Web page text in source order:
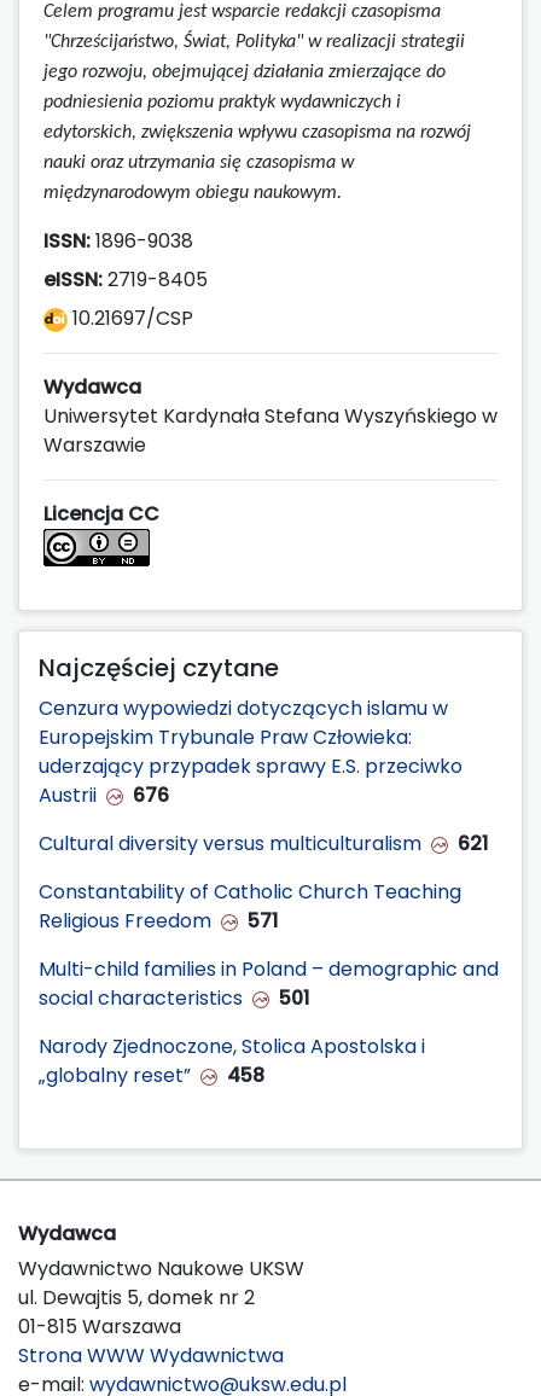
Celem programu jest wsparcie redakcji czasopisma
"Chrześcijaństwo, Świat, Polityka" w realizacji strategii
jego rozwoju, obejmującej działania zmierzające do
podniesienia poziomu praktyk wydawniczych i
edytorskich, zwiększenia wpływu czasopisma na rozwój
nauki oraz utrzymania się czasopisma w
międzynarodowym obiegu naukowym.
ISSN:1896-9038
eISSN:2719-8405
10.21697/CSP
Wydawca
Uniwersytet Kardynała Stefana Wyszyńskiego w
Warszawie
Licencja CC
Najczęściej czytane
Cenzura wypowiedzi dotyczących islamu w
Europejskim Trybunale Praw Człowieka:
uderzający przypadek sprawy E.S. przeciwko
Austrii
676
Cultural diversity versus multiculturalism
621
Constantability of Catholic Church Teaching
Religious Freedom
571
Multi-child families in Poland – demographic and
social characteristics
501
Narody Zjednoczone, Stolica Apostolska i
„globalny reset”
458
Wydawca
Wydawnictwo Naukowe UKSW
ul. Dewajtis 5, domek nr 2
01-815 Warszawa
Strona WWW Wydawnictwa
e-mail: wydawnictwo@uksw.edu.pl